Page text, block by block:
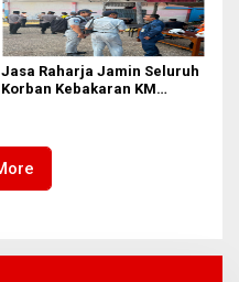
Jasa Raharja Jamin Seluruh
Korban Kebakaran KM